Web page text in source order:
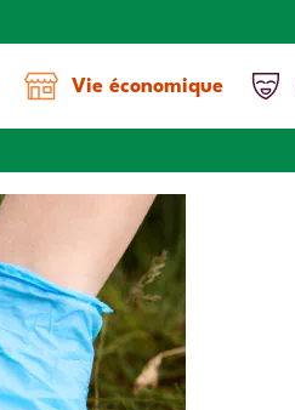
Vie économique